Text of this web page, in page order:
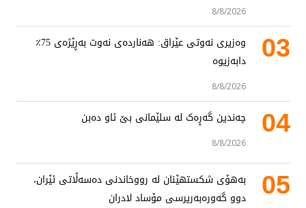
8/8/2026
03
وەزیری نەوتی عێراق: هەناردەی نەوت بەڕێژەی 75٪
دابەزیوە
8/8/2026
04 چەندین گەڕەک لە سلێمانی بێ ئاو دەبن
8/8/2026
05
بەهۆی شکستهێنان لە رووخاندنی دەسەڵاتی ئێران،
دوو گەورەبەرپرسی مۆساد لادران